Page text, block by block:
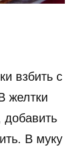
взбить с
желтки
добавить
В муку